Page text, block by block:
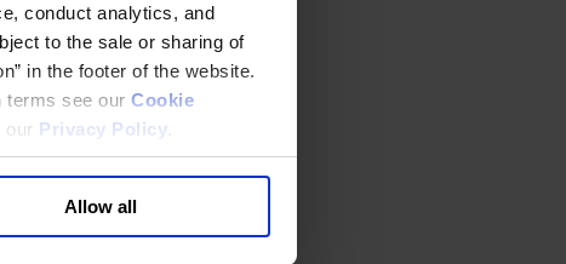
conduct analytics, and
to the sale or sharing of
in the footer of the website.
terms see our Cookie
our Privacy Policy
Allow all